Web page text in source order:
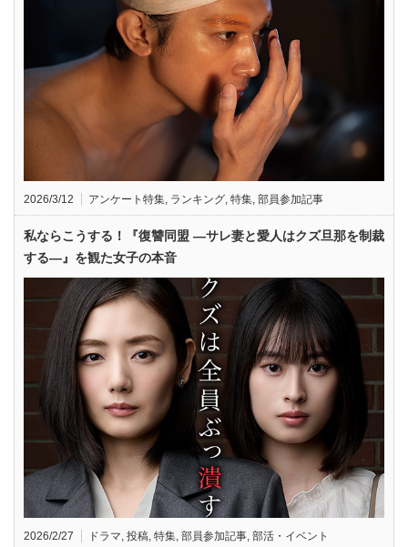
2026/3/12 アンケート特集 ランキング 特集 部員参加記事
私ならこうする！『復讐同盟 —サレ妻と愛人はクズ旦那を制裁
する—』を観た女子の本音
2026/2/27 ドラマ 投稿 特集 部員参加記事 部活・イベント